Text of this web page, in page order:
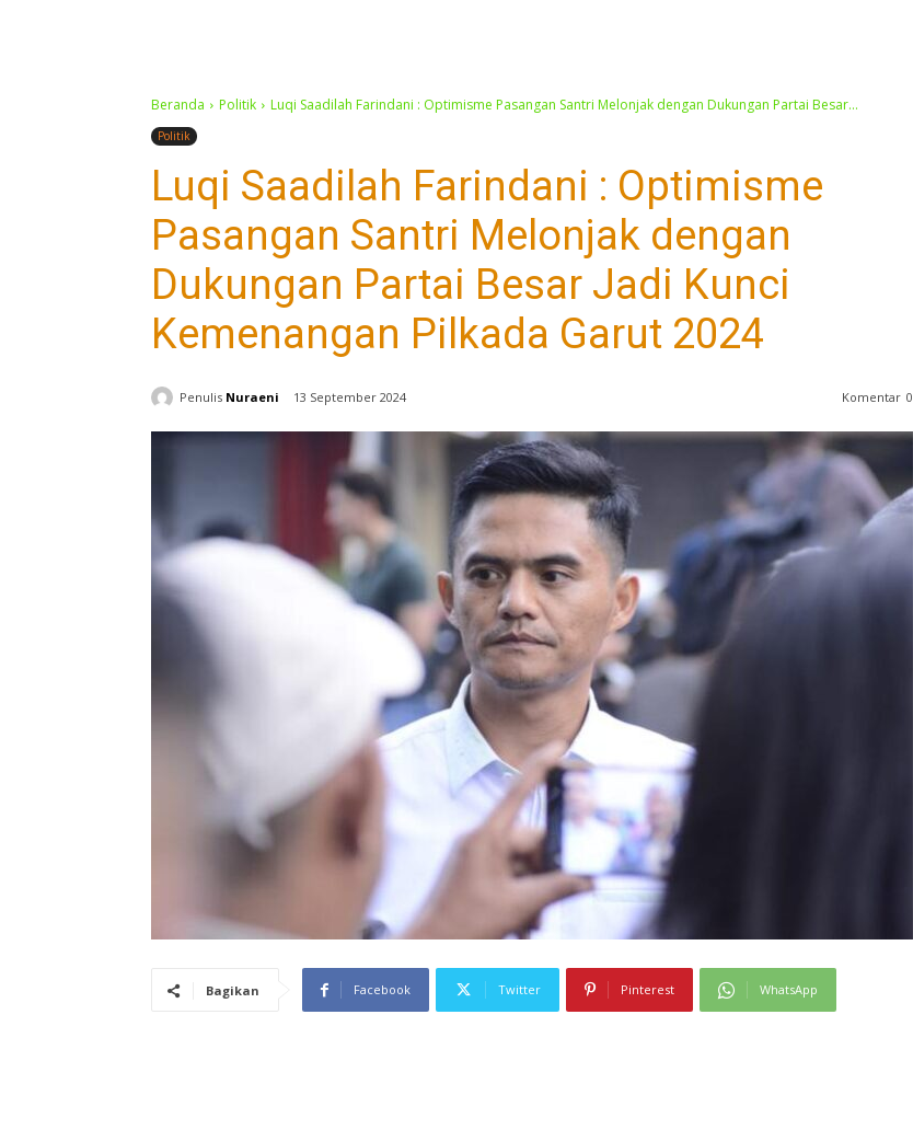
Beranda Politik Luqi Saadilah Farindani : Optimisme Pasangan Santri Melonjak dengan Dukungan Partai Besar...
Politik
Luqi Saadilah Farindani : Optimisme
Pasangan Santri Melonjak dengan
Dukungan Partai Besar Jadi Kunci
Kemenangan Pilkada Garut 2024
Penulis Nuraeni 13 September 2024 Komentar 0
Bagikan Facebook Twitter Pinterest WhatsApp